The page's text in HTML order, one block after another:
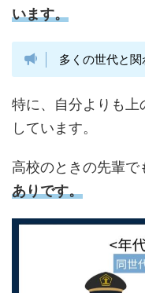
います。
多くの世代と関
特に、自分よりも上
しています。
高校のときの先輩で
ありです。